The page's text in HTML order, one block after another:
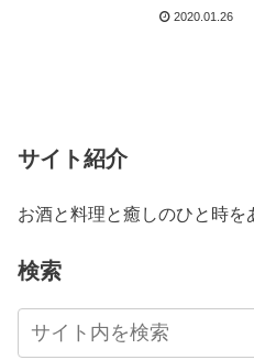
2020.01.26
サイト紹介
お酒と料理と癒しのひと時を
検索